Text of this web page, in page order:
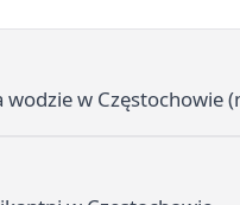
w Częstochowie